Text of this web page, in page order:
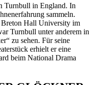
Turnbull in England. In
sammeln.
Breton Hall University im
Turnbull unter anderem in
zu sehen. Für seine
erhielt er eine
beim National Drama